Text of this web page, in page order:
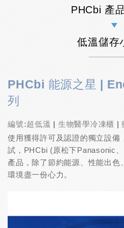
PHCbi 產
低溫儲存
PHCbi 能源之星 |
列
編號:超低溫 | 生物醫學冷凍櫃 |
使用獲得許可及認證的獨立設備
試，PHCbi (原松下Panasonic
產品，除了節約能源、性能出色
環境盡一份心力。